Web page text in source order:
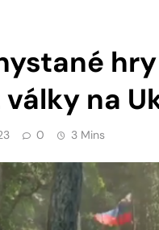
hry
války na
0 3 Mins